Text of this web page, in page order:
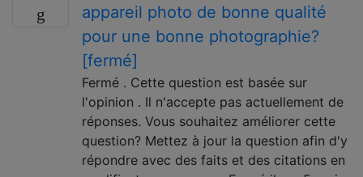
appareil photo de bonne qualité
pour une bonne photographie?
[fermé]
Fermé . Cette question est basée sur
l'opinion . Il n'accepte pas actuellement de
réponses. Vous souhaitez améliorer cette
question? Mettez à jour la question afin d'y
répondre avec des faits et des citations en